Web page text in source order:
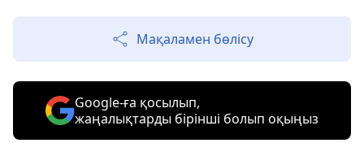
Мақаламен бөлісу
Google-ға қосылып,
жаңалықтарды бірінші болып оқыңыз